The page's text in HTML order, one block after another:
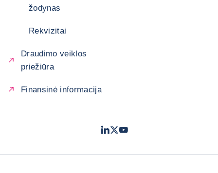
žodynas
Rekvizitai
Draudimo veiklos
priežiūra
Finansinė informacija
LinkedIn
TwitterYoutube